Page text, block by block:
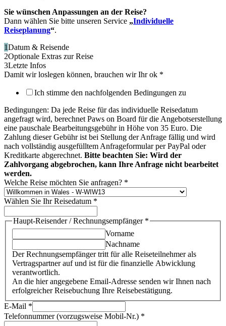
Sie wünschen Anpassungen an der Reise?
Dann wählen Sie bitte unseren Service „Individuelle
Reiseplanung“.
1Datum & Reisende
2Optionale Extras zur Reise
3Letzte Infos
Damit wir loslegen können, brauchen wir Ihr ok *
Ich stimme den nachfolgenden Bedingungen zu
Bedingungen: Da jede Reise für das individuelle Reisedatum
angefragt wird, berechnet Paws on Board für die Angebotserstellung
eine pauschale Bearbeitungsgebühr in Höhe von 35 Euro. Die
Zahlung dieser Gebühr ist bei Stellung der Anfrage fällig und wird
nach vollständig ausgefülltem Anfrageformular per PayPal oder
Kreditkarte abgerechnet. Bitte beachten Sie: Wird der
Zahlvorgang abgebrochen, kann Ihre Anfrage nicht bearbeitet
werden.
Welche Reise möchten Sie anfragen? *
Wählen Sie Ihr Reisedatum *
Haupt-Reisender / Rechnungsempfänger *
Vorname
Nachname
Der Rechnungsempfänger tritt für alle Reiseteilnehmer als
Vertragspartner auf und ist für die finanzielle Abwicklung
verantwortlich.
An die hier angegebene Email-Adresse senden wir Ihnen nach
erfolgreicher Reisebuchung Ihre Reisebestätigung.
E-Mail *
Telefonnummer (vorzugsweise Mobil-Nr.) *